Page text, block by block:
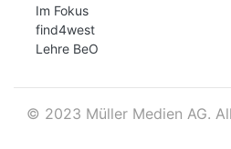
Im Fokus
find4west
Lehre BeO
© 2023 Müller Medien AG.